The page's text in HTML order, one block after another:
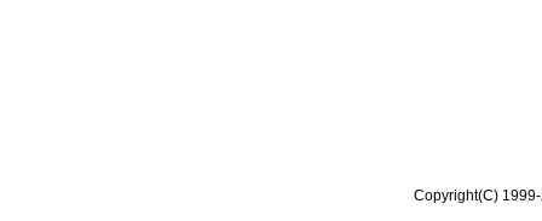
Copyright(C)